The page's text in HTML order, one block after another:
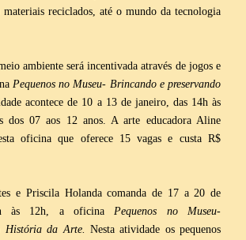
reciclados, até o mundo da tecnologia
ambiente será incentivada através de jogos e
Pequenos no Museu- Brincando e preservando
acontece de 10 a 13 de janeiro, das 14h às
dos 07 aos 12 anos. A arte educadora Aline
oficina que oferece 15 vagas e custa R$
e Priscila Holanda comanda de 17 a 20 de
às 12h, a oficina Pequenos no Museu-
História da Arte. Nesta atividade os pequenos